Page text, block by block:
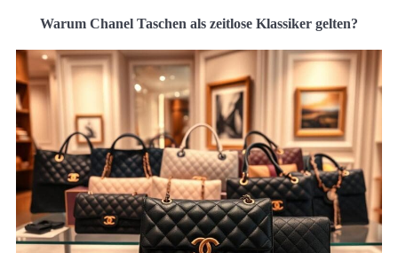
Warum Chanel Taschen als zeitlose Klassiker gelten?